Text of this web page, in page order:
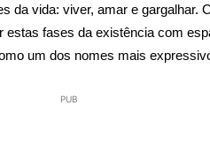
da vida: viver, amar e gargalhar.
fases da existência com
um dos nomes mais
PUB